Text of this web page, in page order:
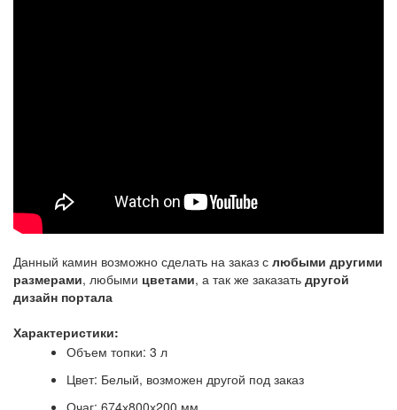
Данный камин возможно сделать на заказ с любыми другими
размерами, любыми цветами, а так же заказать другой
дизайн портала
Характеристики:
Объем топки: 3 л
Цвет: Белый, возможен другой под заказ
Очаг: 674х800х200 мм